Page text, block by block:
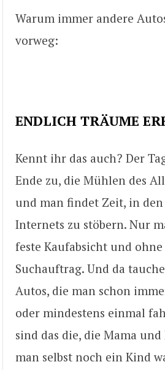
Warum immer andere
vorweg:
ENDLICH TRÄUME
Kennt ihr das auch? Der
Ende zu, die Mühlen des
und man findet Zeit, in den
Internets zu stöbern. Nur
feste Kaufabsicht und
Suchauftrag. Und da
Autos, die man schon
oder mindestens einmal
sind das die, die Mama
man selbst noch ein Kind